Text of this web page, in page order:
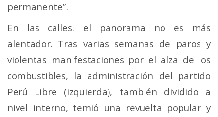
permanente”.
En las calles, el panorama no es más
alentador. Tras varias semanas de paros y
violentas manifestaciones por el alza de los
combustibles, la administración del partido
Perú Libre (izquierda), también dividido a
nivel interno, temió una revuelta popular y